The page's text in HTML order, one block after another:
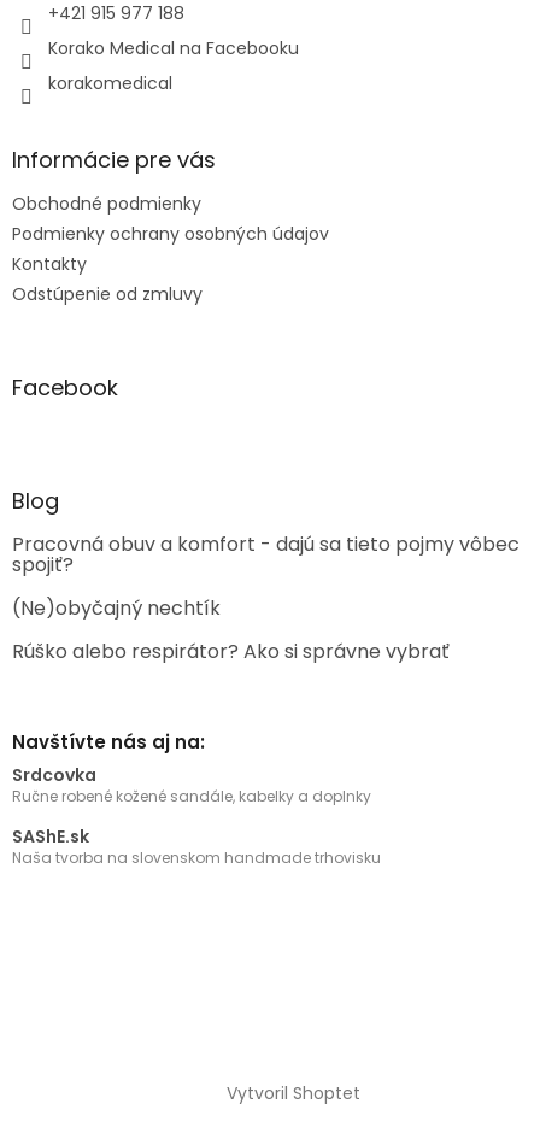
+421 915 977 188
Korako Medical na Facebooku
korakomedical
Informácie pre vás
Obchodné podmienky
Podmienky ochrany osobných údajov
Kontakty
Odstúpenie od zmluvy
Facebook
Blog
Pracovná obuv a komfort - dajú sa tieto pojmy vôbec
spojiť?
(Ne)obyčajný nechtík
Rúško alebo respirátor? Ako si správne vybrať
Navštívte nás aj na:
Srdcovka
Ručne robené kožené sandále, kabelky a doplnky
SAShE.sk
Naša tvorba na slovenskom handmade trhovisku
Vytvoril Shoptet